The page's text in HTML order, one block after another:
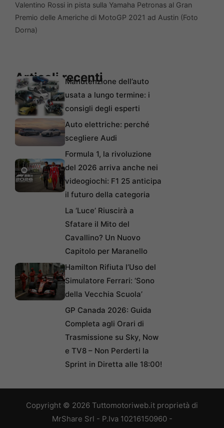
Valentino Rossi in pista sulla Yamaha Petronas al Gran
Premio delle Americhe di MotoGP 2021 ad Austin (Foto
Dorna)
Articoli recentiManutenzione dell’auto
usata a lungo termine: i
consigli degli esperti
Auto elettriche: perché
scegliere Audi
Formula 1, la rivoluzione
del 2026 arriva anche nei
videogiochi: F1 25 anticipa
il futuro della categoria
La ‘Luce’ Riuscirà a
Sfatare il Mito del
Cavallino? Un Nuovo
Capitolo per Maranello
Hamilton Rifiuta l’Uso del
Simulatore Ferrari: ‘Sono
della Vecchia Scuola’
GP Canada 2026: Guida
Completa agli Orari di
Trasmissione su Sky, Now
e TV8 – Non Perderti la
Sprint in Diretta alle 18:00!
Copyright © 2026 Tuttomotoriweb.it proprietà di
MrShare Srl - P.Iva 10216150960 -